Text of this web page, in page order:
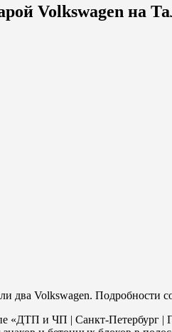
Volkswagen на
два Volkswagen. Подробности
«ДТП и ЧП | Санкт-Петербург |